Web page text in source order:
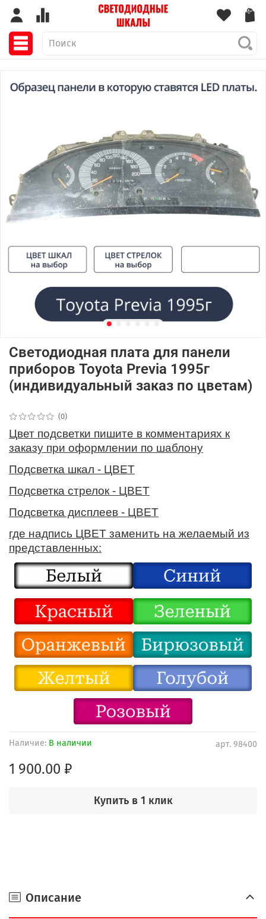
(0)
арт. 98400
Наличие: В наличии
Светодиодная плата для панели
приборов Toyota Previa 1995г
(индивидуальный заказ по цветам)
1 900.00 ₽
Купить в 1 клик
Цвет подсветки пишите в комментариях к
заказу при оформлении по шаблону
Подсветка шкал - ЦВЕТ
Подсветка стрелок - ЦВЕТ
Подсветка дисплеев - ЦВЕТ
где надпись ЦВЕТ заменить на желаемый из
представленных:
Описание